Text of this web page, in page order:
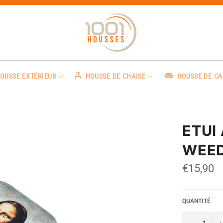
EXTÉRIEUR HOUSSE DE CHAISE HOUSSE DE
ETUI
Prix
régulier
€15,90
QUANTITÉ